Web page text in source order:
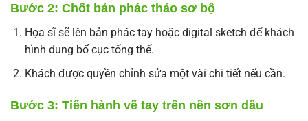
Bước 2: Chốt bản phác thảo sơ bộ
Họa sĩ sẽ lên bản phác tay hoặc digital sketch để khách
hình dung bố cục tổng thể.
Khách được quyền chỉnh sửa một vài chi tiết nếu cần.
Bước 3: Tiến hành vẽ tay trên nền sơn dầu